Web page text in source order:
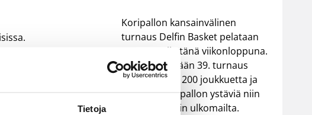
Tietoja
Koripallon kansainvälinen
turnaus Delfin Basket pelataan
Tampereella tänä viikonloppuna.
Järjestyksessään 39. turnaus
kerää yhteen 200 joukkuetta ja
tuhansia koripallon ystäviä niin
Suomesta kuin ulkomailta.